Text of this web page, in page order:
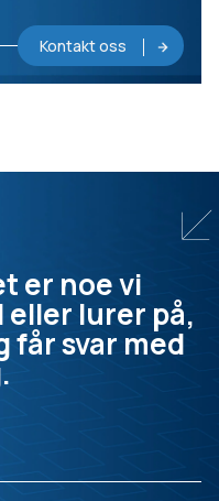
Kontakt oss
er noe vi
lurer på,
får svar med